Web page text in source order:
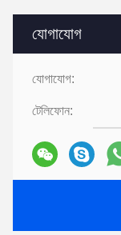
যোগাযোগ
যোগাযোগ:
টেলিফোন: